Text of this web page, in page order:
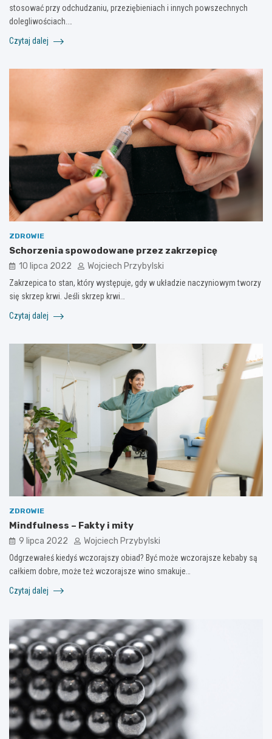
stosować przy odchudzaniu, przeziębieniach i innych powszechnych
dolegliwościach.…
Czytaj dalej
ZDROWIE
Schorzenia spowodowane przez zakrzepicę
10 lipca 2022 Wojciech Przybylski
Zakrzepica to stan, który występuje, gdy w układzie naczyniowym tworzy
się skrzep krwi. Jeśli skrzep krwi…
Czytaj dalej
ZDROWIE
Mindfulness – Fakty i mity
9 lipca 2022 Wojciech Przybylski
Odgrzewałeś kiedyś wczorajszy obiad? Być może wczorajsze kebaby są
całkiem dobre, może też wczorajsze wino smakuje…
Czytaj dalej